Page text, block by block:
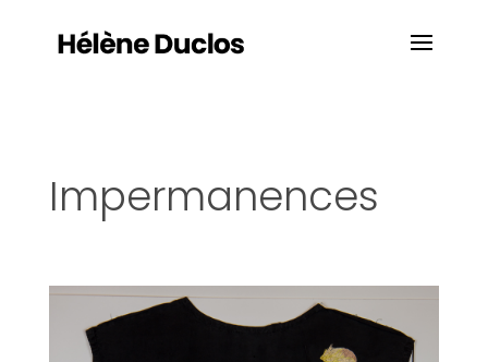
Impermanences